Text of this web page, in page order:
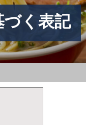
く表記